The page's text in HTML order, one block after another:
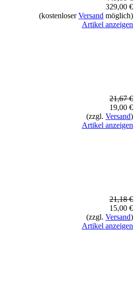
329,00 €
(kostenloserVersand möglich)
Artikel anzeigen
21,67 €
19,00 €
(zzgl. Versand)
Artikel anzeigen
21,18 €
15,00 €
(zzgl. Versand)
Artikel anzeigen